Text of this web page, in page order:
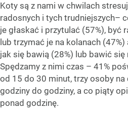
Koty są z nami w chwilach
radosnych i tych trudniejszych–
je głaskać i przytulać (57%), być
lub trzymać je na kolanach
jak się bawią (28%) lub bawić się
Spędzamy z nimi czas – 41%
od 15 do 30 minut, trzy osoby na
godziny do godziny, a co piąty
ponad godzinę.